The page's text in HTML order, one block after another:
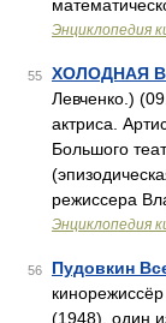
Энциклопедия
55 ХОЛОДНАЯ
Левченко.)
актриса.
Большого
режиссера
Энциклопедия
56 Пудовкин
(1948), один